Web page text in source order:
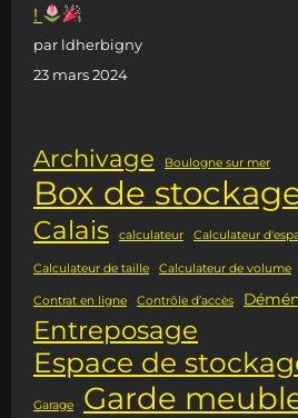
!
par ldherbigny
23 mars 2024
Archivage Boulogne sur mer
Box de
Calais calculateur Calculateur
Calculateur de taille Calculateur de volume
Contrat en ligne Contrôle d’accès
Entreposage
Espace de
Garage Garde